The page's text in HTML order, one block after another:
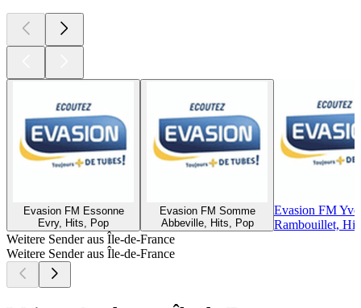
Evasion FM Essonne
Evry, Hits, Pop
Evasion FM Somme
Abbeville, Hits, Pop
Evasion FM
Rambouillet,
Weitere Sender aus Île-de-France
Weitere Sender aus Île-de-France